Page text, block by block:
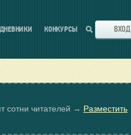
ДНЕВНИКИ КОНКУРСЫ ВХОД
сотни читателей → Разместить